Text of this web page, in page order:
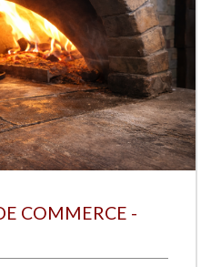
COMMERCE -